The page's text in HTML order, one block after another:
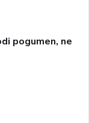
pogumen, ne